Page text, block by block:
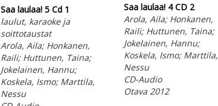
Saa laulaa! 5 Cd 1
laulut, karaoke ja
soittotaustat
Arola, Aila; Honkanen,
Raili; Huttunen, Taina;
Jokelainen, Hannu;
Koskela, Ismo; Marttila,
Nessu
Saa laulaa! 4 CD 2
Arola, Aila; Honkanen,
Raili; Huttunen, Taina;
Jokelainen, Hannu;
Koskela, Ismo; Marttila,
Nessu
CD-Audio
Otava 2012